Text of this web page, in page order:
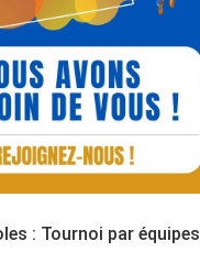
: Tournoi par équipes